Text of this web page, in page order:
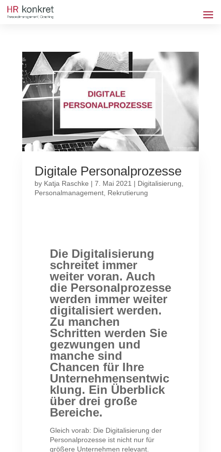
Digitale Personalprozesse
by Katja Raschke | 7. Mai 2021 | Digitalisierung
Personalmanagement, Rekrutierung
Die Digitalisierung
schreitet immer
weiter voran. Auch
die Personalprozesse
werden immer weiter
digitalisiert werden.
Zu manchen
Schritten werden Sie
gezwungen und
manche sind
Chancen für Ihre
Unternehmensentwic
klung. Ein Überblick
über drei große
Bereiche.
Gleich vorab: Die Digitalisierung der
Personalprozesse ist nicht nur für
größere Unternehmen relevant.